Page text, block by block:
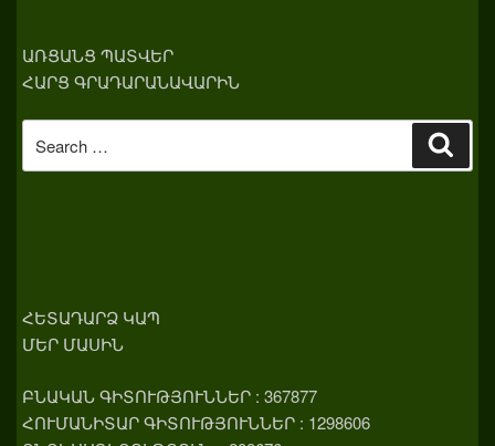
ԱՌՑԱՆՑ ՊԱՏՎԵՐ
ՀԱՐՑ ԳՐԱԴԱՐԱՆԱՎԱՐԻՆ
for:
ՀԵՏԱԴԱՐՁ ԿԱՊ
ՄԵՐ ՄԱՍԻՆ
ԲՆԱԿԱՆ ԳԻՏՈՒԹՅՈՒՆՆԵՐ : 367877
ՀՈՒՄԱՆԻՏԱՐ ԳԻՏՈՒԹՅՈՒՆՆԵՐ : 1298606